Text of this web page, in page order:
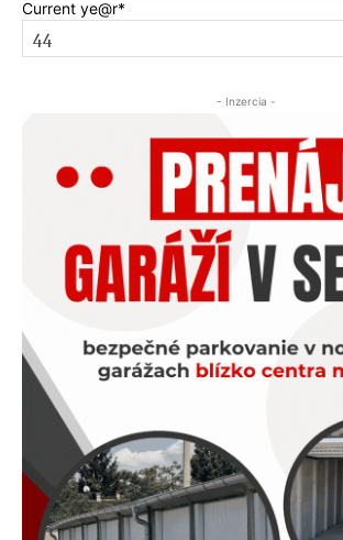
Current ye@r*
- Inzercia -